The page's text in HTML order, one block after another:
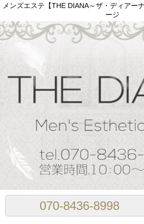
メンズエステ【THE DIANA～ザ・ディアー
ージ
070-8436-8998